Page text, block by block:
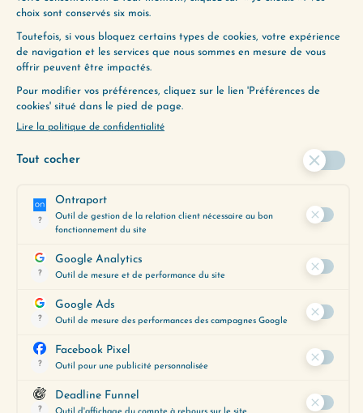
LAISSER UN COMMENTAIRE
Votre adresse e-mail ne sera pas
publiée. Les champs obligatoires sont
indiqués avec
Commentaire
* E-mail